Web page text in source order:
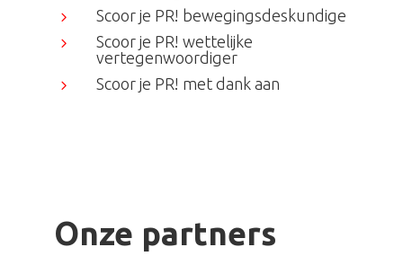
5
Scoor je PR! bewegingsdeskundige
5
Scoor je PR! wettelijke
vertegenwoordiger
5
Scoor je PR! met dank aan
Onze partners